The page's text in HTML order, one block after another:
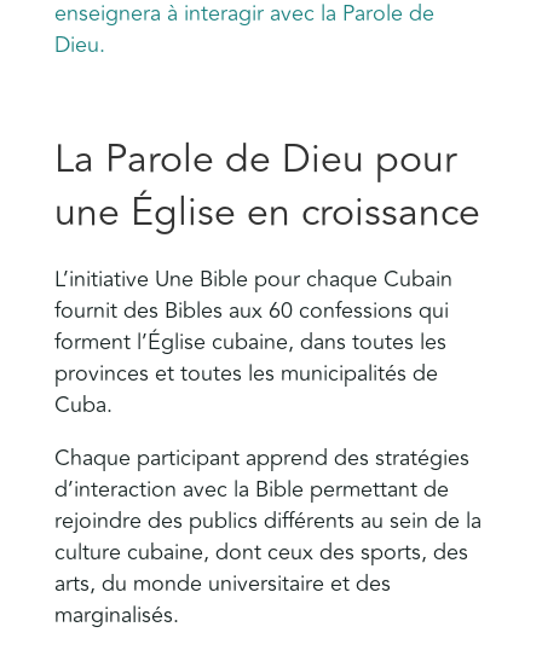
enseignera à interagir avec la Parole de
Dieu.
La Parole de Dieu pour
une Église en croissance
L’initiative Une Bible pour chaque Cubain
fournit des Bibles aux 60 confessions qui
forment l’Église cubaine, dans toutes les
provinces et toutes les municipalités de
Cuba.
Chaque participant apprend des stratégies
d’interaction avec la Bible permettant de
rejoindre des publics différents au sein de la
culture cubaine, dont ceux des sports, des
arts, du monde universitaire et des
marginalisés.